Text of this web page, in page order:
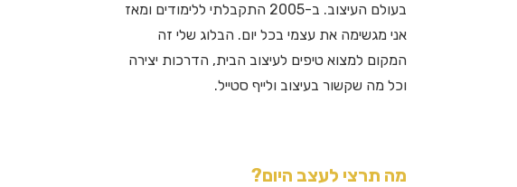
בעולם העיצוב. ב-2005 התקבלתי ללימודים ומאז
אני מגשימה את עצמי בכל יום. הבלוג שלי זה
המקום למצוא טיפים לעיצוב הבית, הדרכות יצירה
וכל מה שקשור בעיצוב ולייף סטייל.
מה תרצי לעצב היום?